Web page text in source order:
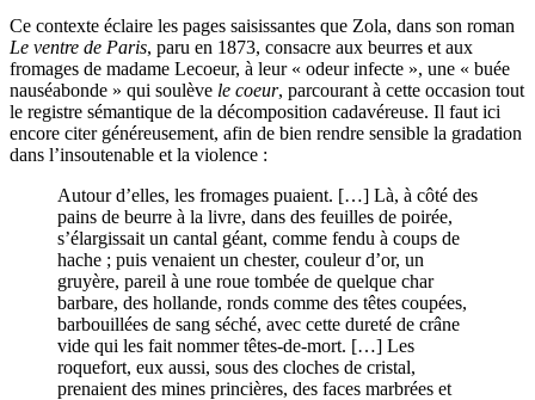
Ce contexte éclaire les pages saisissantes que Zola, dans son roman
Le ventre de Paris, paru en 1873, consacre aux beurres et aux
fromages de madame Lecoeur, à leur « odeur infecte », une « buée
nauséabonde » qui soulève le coeur, parcourant à cette occasion tout
le registre sémantique de la décomposition cadavéreuse. Il faut ici
encore citer généreusement, afin de bien rendre sensible la gradation
dans l’insoutenable et la violence :
Autour d’elles, les fromages puaient. […] Là, à côté des
pains de beurre à la livre, dans des feuilles de poirée,
s’élargissait un cantal géant, comme fendu à coups de
hache ; puis venaient un chester, couleur d’or, un
gruyère, pareil à une roue tombée de quelque char
barbare, des hollande, ronds comme des têtes coupées,
barbouillées de sang séché, avec cette dureté de crâne
vide qui les fait nommer têtes-de-mort. […] Les
roquefort, eux aussi, sous des cloches de cristal,
prenaient des mines princières, des faces marbrées et